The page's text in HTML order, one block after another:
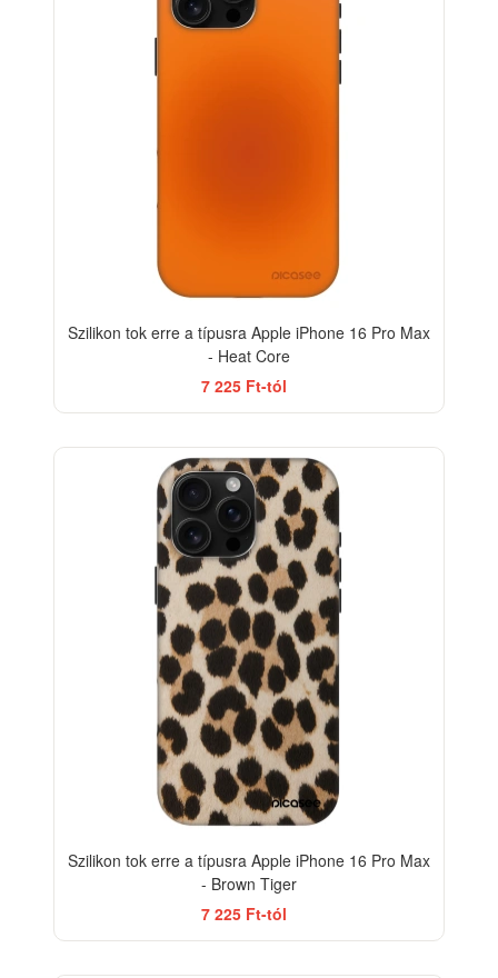
Szilikon tok erre a típusra Apple iPhone 16 Pro Max
- Heat Core
7 225 Ft-tól
Szilikon tok erre a típusra Apple iPhone 16 Pro Max
- Brown Tiger
7 225 Ft-tól